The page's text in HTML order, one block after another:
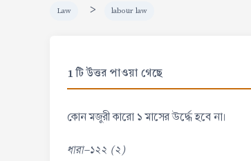
Law > labour law
1 টি উত্তর পাওয়া গেছে
কোন মজুরী কারো ১ মাসের উর্দ্ধে হবে না।
ধারা-১২২ (২)